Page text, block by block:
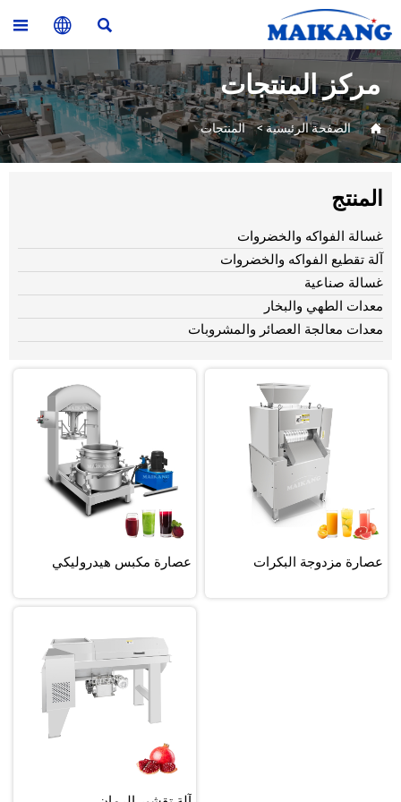



مركز المنتجات
 الصفحة الرئيسية> المنتجات
المنتج
غسالة الفواكه والخضروات
آلة تقطيع الفواكه والخضروات
غسالة صناعية
معدات الطهي والبخار
معدات معالجة العصائر والمشروبات
عصارة مكبس هيدروليكي عصارة مزدوجة البكرات